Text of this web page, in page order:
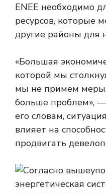
ENEE необходимо
ресурсов, которые
другие районы для
«Большая
которой мы
мы не примем
больше проблем»,
его словам,
влияет на
продвигать